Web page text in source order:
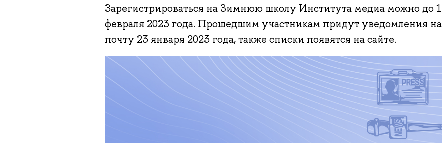
Зарегистрироваться на Зимнюю школу Института медиа можно до 1
февраля 2023 года. Прошедшим участникам придут уведомления на
почту 23 января 2023 года, также списки появятся на сайте.